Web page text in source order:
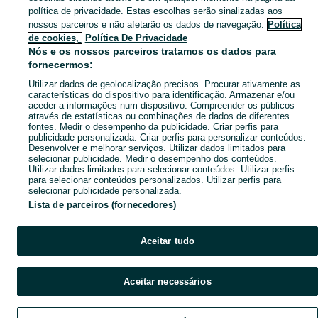
Mapa das freguesias
Mapa de mini-sites
Pesquisas populares
política de privacidade. Estas escolhas serão sinalizadas aos
nossos parceiros e não afetarão os dados de navegação. Política
de cookies,
Política De Privacidade
Nós e os nossos parceiros tratamos os dados para
fornecermos:
Utilizar dados de geolocalização precisos. Procurar ativamente as
características do dispositivo para identificação. Armazenar e/ou
aceder a informações num dispositivo. Compreender os públicos
através de estatísticas ou combinações de dados de diferentes
fontes. Medir o desempenho da publicidade. Criar perfis para
publicidade personalizada. Criar perfis para personalizar conteúdos.
Desenvolver e melhorar serviços. Utilizar dados limitados para
selecionar publicidade. Medir o desempenho dos conteúdos.
Utilizar dados limitados para selecionar conteúdos. Utilizar perfis
para selecionar conteúdos personalizados. Utilizar perfis para
selecionar publicidade personalizada.
Lista de parceiros (fornecedores)
Aceitar tudo
Aceitar necessários